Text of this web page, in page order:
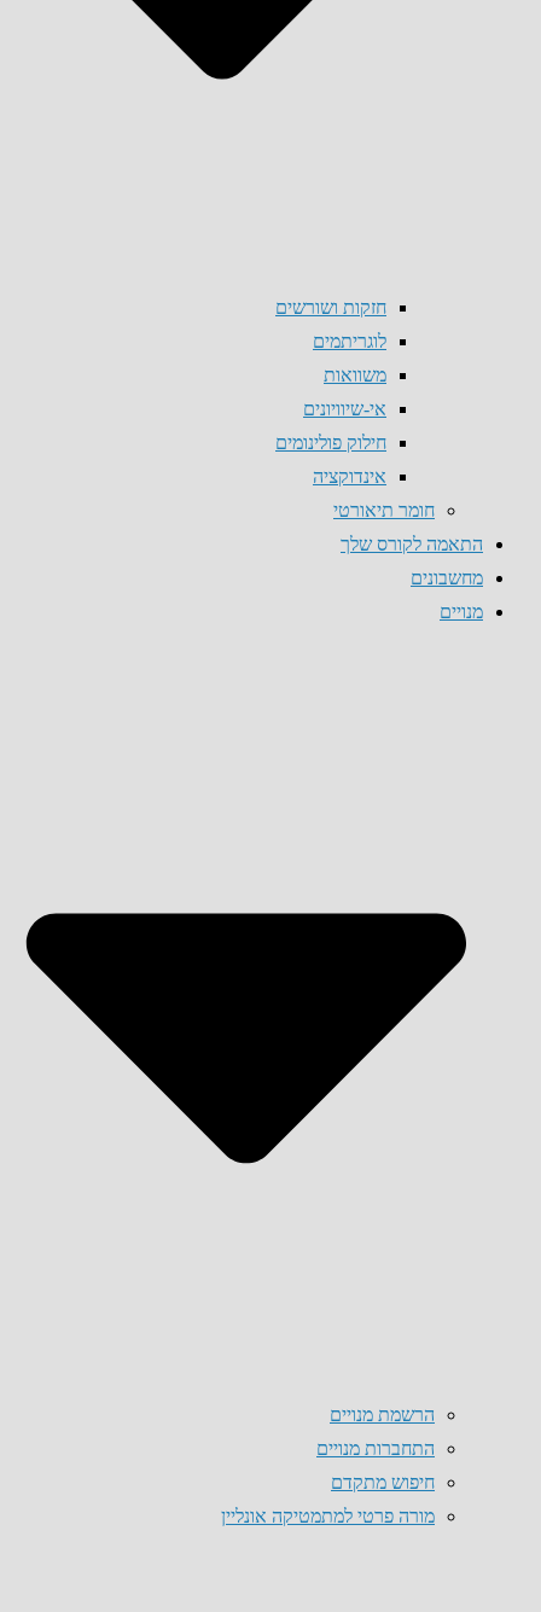
חזקות ושורשים
לוגריתמים
משוואות
אי-שיוויונים
חילוק פולינומים
אינדוקציה
חומר תיאורטי
התאמה לקורס שלך
מחשבונים
מנויים
הרשמת מנויים
התחברות מנויים
חיפוש מתקדם
מורה פרטי למתמטיקה אונליין